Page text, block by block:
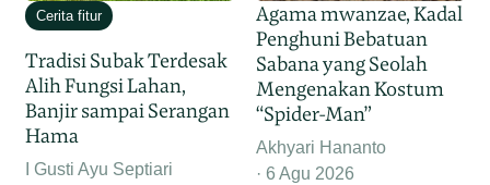
Cerita fitur
Tradisi Subak Terdesak
Alih Fungsi Lahan,
Banjir sampai Serangan
Hama
I Gusti Ayu Septiari
Agama mwanzae, Kadal
Penghuni Bebatuan
Sabana yang Seolah
Mengenakan Kostum
“Spider-Man”
Akhyari Hananto
6 Agu 2026